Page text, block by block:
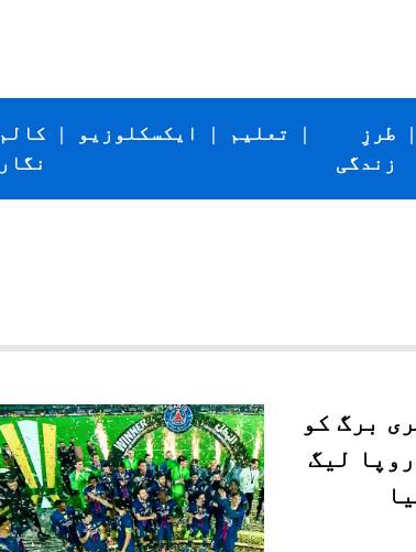
کالم
نگار
| ایکسکلوزیو | تعلیم |
طرزِ
زندگی
|
برگ کو
لیگ